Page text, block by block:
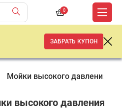
0
ЗАБРАТЬ КУПОН
Мойки высокого давления
высокого давления